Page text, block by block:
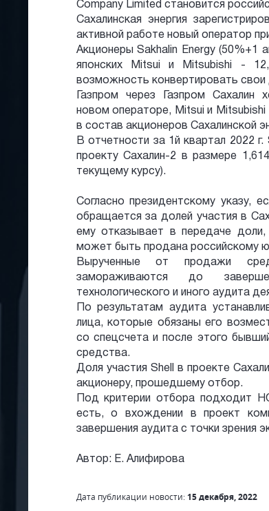
Company Limited становится
Сахалинская энергия
активной работе новый оператор
Акционеры Sakhalin Energy (50%+1
японских Mitsui и Mitsubishi -
возможность конвертировать свои
Газпром через Газпром Сахалин
новом операторе, Mitsui и
в состав акционеров Сахалинской
В отчетности за 1й квартал 2022
проекту Сахалин-2 в размере
текущему курсу).
Согласно президентскому указу,
обращается за долей участия в
ему отказывает в передаче
может быть продана российскому
Вырученные от продажи
замораживаются до
технологического и иного аудита
По результатам аудита
лица, которые обязаны его
со спецсчета и после этого
средства.
Доля участия Shell в проекте
акционеру, прошедшему отбор.
Под критерии отбора подходит
есть, о вхождении в проект
завершения аудита с точки зрения
Автор: Е. Алифирова
Дата публикации новости: 15 декабря, 2022